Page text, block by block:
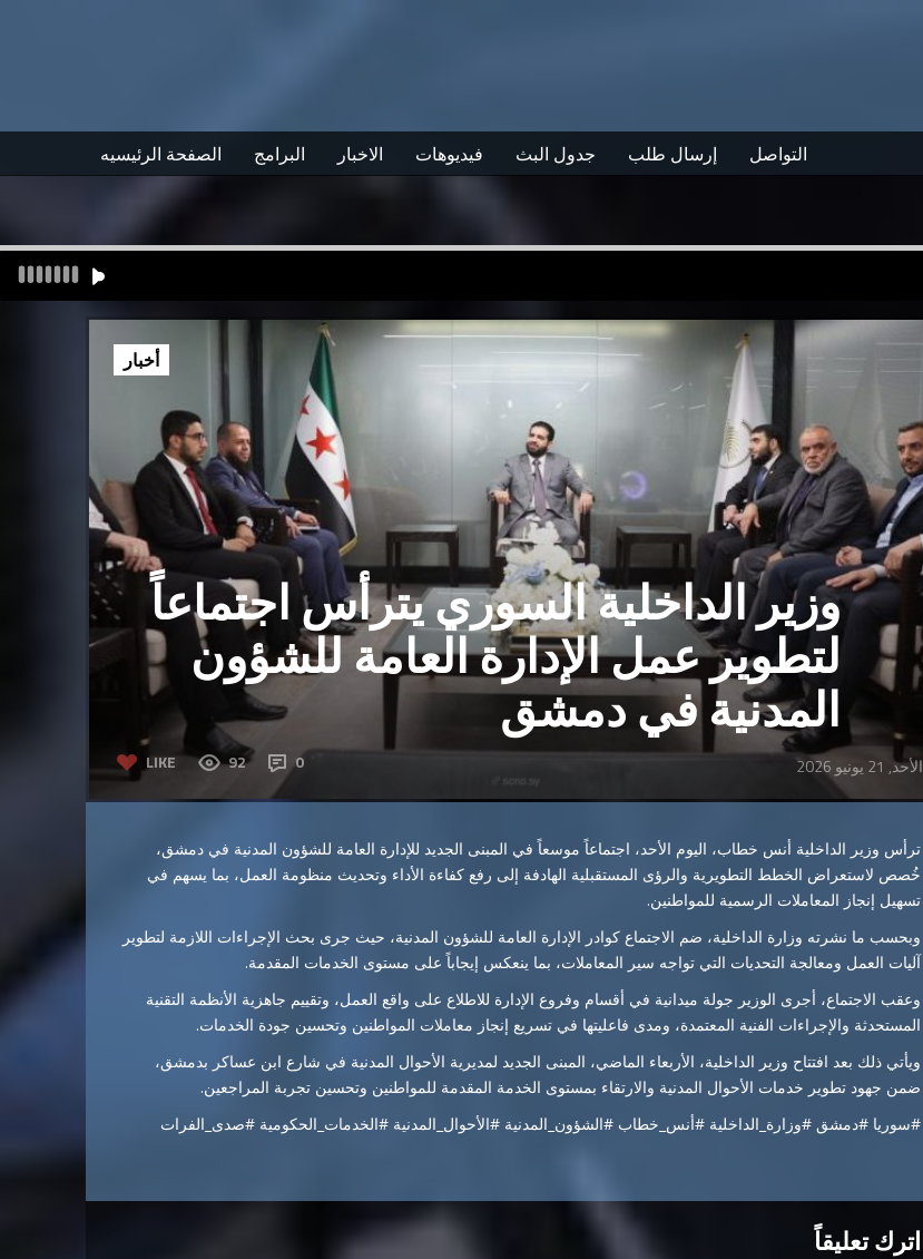
الصفحة الرئيسيه البرامج الاخبار فيديوهات جدول البث إرسال طلب التواصل
وزير الداخلية السوري يترأس اجتماعاً
لتطوير عمل الإدارة العامة للشؤون
المدنية في دمشق
LIKE 92 0 الأحد, 21 يونيو 2026
أخبار
ترأس وزير الداخلية أنس خطاب، اليوم الأحد، اجتماعاً موسعاً في المبنى الجديد للإدارة العامة للشؤون المدنية في دمشق،
خُصص لاستعراض الخطط التطويرية والرؤى المستقبلية الهادفة إلى رفع كفاءة الأداء وتحديث منظومة العمل، بما يسهم في
تسهيل إنجاز المعاملات الرسمية للمواطنين.
وبحسب ما نشرته وزارة الداخلية، ضم الاجتماع كوادر الإدارة العامة للشؤون المدنية، حيث جرى بحث الإجراءات اللازمة لتطوير
آليات العمل ومعالجة التحديات التي تواجه سير المعاملات، بما ينعكس إيجاباً على مستوى الخدمات المقدمة.
وعقب الاجتماع، أجرى الوزير جولة ميدانية في أقسام وفروع الإدارة للاطلاع على واقع العمل، وتقييم جاهزية الأنظمة التقنية
المستحدثة والإجراءات الفنية المعتمدة، ومدى فاعليتها في تسريع إنجاز معاملات المواطنين وتحسين جودة الخدمات.
ويأتي ذلك بعد افتتاح وزير الداخلية، الأربعاء الماضي، المبنى الجديد لمديرية الأحوال المدنية في شارع ابن عساكر بدمشق،
ضمن جهود تطوير خدمات الأحوال المدنية والارتقاء بمستوى الخدمة المقدمة للمواطنين وتحسين تجربة المراجعين.
#سوريا #دمشق #وزارة_الداخلية #أنس_خطاب #الشؤون_المدنية #الأحوال_المدنية #الخدمات_الحكومية #صدى_الفرات
اترك تعليقاً